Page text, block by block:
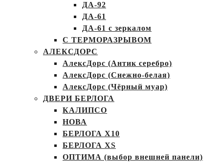
ДА-92
ДА-61
ДА-61 с зеркалом
С ТЕРМОРАЗРЫВОМ
АЛЕКСДОРС
АлексДорс (Антик серебро)
АлексДорс (Снежно-белая)
АлексДорс (Чёрный муар)
ДВЕРИ БЕРЛОГА
КАЛИПСО
НОВА
БЕРЛОГА Х10
БЕРЛОГА XS
ОПТИМА (выбор внешней панели)